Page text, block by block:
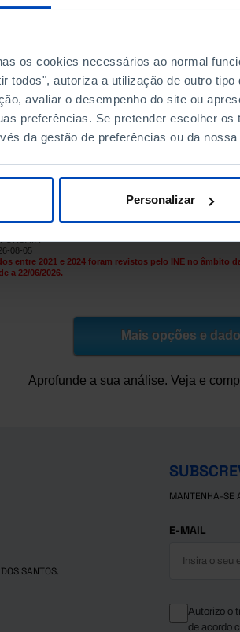
os cookies necessários ao normal
todos", autoriza a utilização de outro
avaliar o desempenho do site ou
preferências. Se pretender escolher
da gestão de preferências ou da nossa
Personalizar
61,1
51,9
41,4
44,8
37,9
29,1
26,0
┴ 24,3
17,8
7,9
08-05
entre 2021 e 2024 foram revistos pelo INE no âmbito
a 22/06/2026.
Mais opções e
Aprofunde a sua análise. Veja e
SANTOS.
MANTENHA-SE
E-MAIL
Autorizo o
de acordo